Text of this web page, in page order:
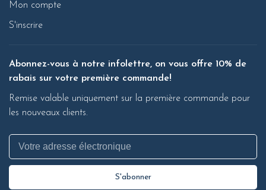
Mon compte
S'inscrire
Abonnez-vous à notre infolettre, on vous offre 10% de
rabais sur votre première commande!
Remise valable uniquement sur la première commande pour
les nouveaux clients.
S'abonner